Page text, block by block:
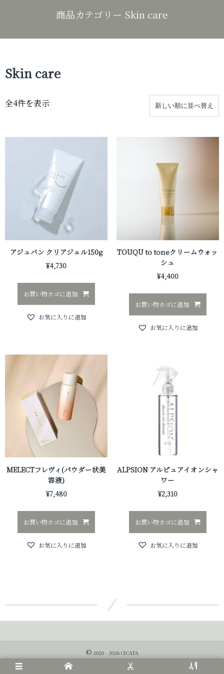
商品カテゴリー Skin care
Skin care
全4件を表示
アジュバン クリアジェル150g
¥4,730
お買い物カゴに追加
お気に入りに追加
TOUQU to toneクリームウォッ
シュ
¥4,400
お買い物カゴに追加
お気に入りに追加
MELECTフレヴィ(パウダー状美
容液)
¥7,480
お買い物カゴに追加
お気に入りに追加
ALPSION アルピュアイオンシャ
ワー
¥2,310
お買い物カゴに追加
お気に入りに追加
©2020 - 2026 CICATA